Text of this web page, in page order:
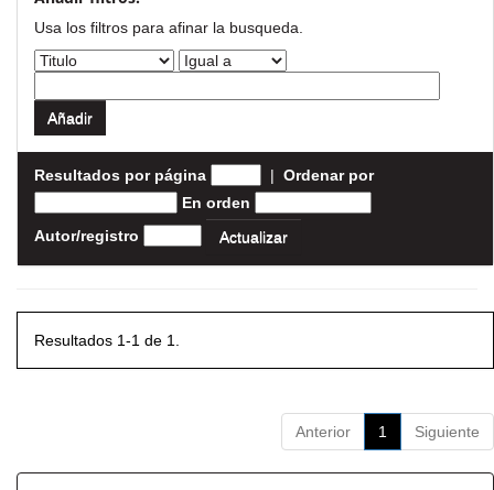
Usa los filtros para afinar la busqueda.
Resultados por página | Ordenar por
En orden
Autor/registro
Resultados 1-1 de 1.
Anterior 1 Siguiente